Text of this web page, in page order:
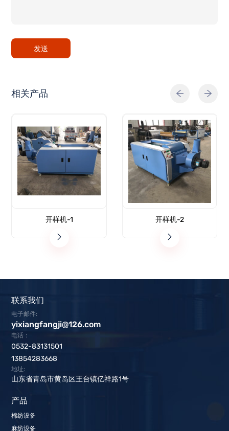
发送
相关产品
开样机-1 开样机-2
联系我们
电子邮件:
yixiangfangji@126.com
电话：
0532-83131501
13854283668
地址:
山东省青岛市黄岛区王台镇亿祥路1号
产品
棉纺设备
麻纺设备